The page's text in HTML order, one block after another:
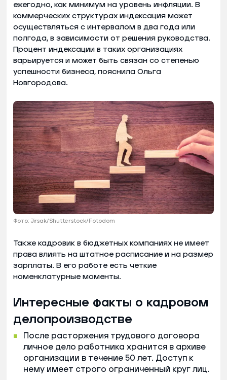
ежегодно, как минимум на уровень инфляции. В
коммерческих структурах индексация может
осуществляться с интервалом в два года или
полгода, в зависимости от решения руководства.
Процент индексации в таких организациях
варьируется и может быть связан со степенью
успешности бизнеса, пояснила Ольга
Новгородова.
Фото: Jirsak/Shutterstock/Fotodom
Также кадровик в бюджетных компаниях не имеет
права влиять на штатное расписание и на размер
зарплаты. В его работе есть четкие
номенклатурные моменты.
Интересные факты о кадровом
делопроизводстве
После расторжения трудового договора
личное дело работника хранится в архиве
организации в течение 50 лет. Доступ к
нему имеет строго ограниченный круг лиц.